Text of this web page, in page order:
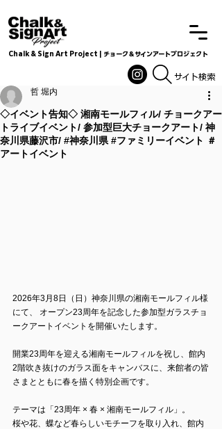
Chalk & Sign Art Project | チョーク＆サインアートプロジェクト
​​​サイト検索
◇イベント告知◇ 湘南モールフィル/ チョークアー
トライブイベント/ 参加型巨大チョークアート/ 神
奈川県藤沢市/ #神奈川県 #ファミリーイベント ＃
アートイベント
哲 堀内
2026年3月8日（日）神奈川県の湘南モールフィル様
にて、 オープン23周年を記念した参加型ガラスチョ
ークアートイベントを開催いたします。
開業23周年を迎える湘南モールフィルを祝し、館内
2階吹き抜けのガラス面をキャンバスに、来館者の皆
さまとともに春を描く特別企画です。
テーマは「23周年 × 春 × 湘南モールフィル」。
桜や花、蝶など春らしいモチーフを取り入れ、館内